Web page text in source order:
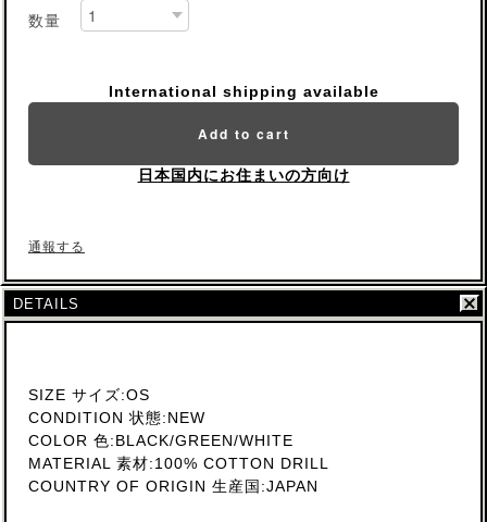
数量
International shipping available
Add to cart
日本国内にお住まいの方向け
通報する
DETAILS
SIZE サイズ:OS
CONDITION 状態:NEW
COLOR 色:BLACK/GREEN/WHITE
MATERIAL 素材:100% COTTON DRILL
COUNTRY OF ORIGIN 生産国:JAPAN